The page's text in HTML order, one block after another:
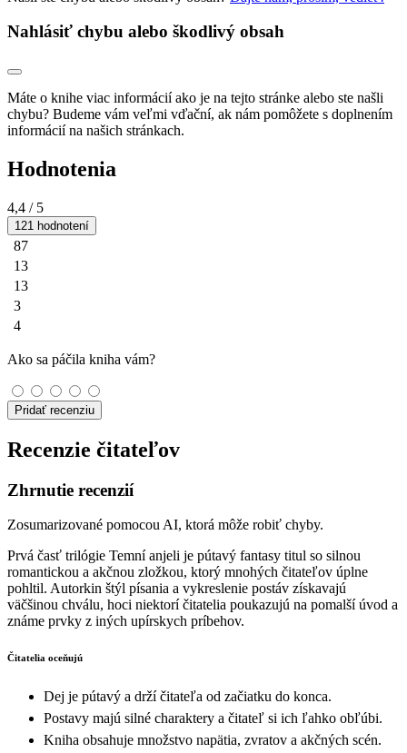
Nahlásiť chybu alebo škodlivý obsah
Máte o knihe viac informácií ako je na tejto stránke alebo ste našli
chybu? Budeme vám veľmi vďační, ak nám pomôžete s doplnením
informácií na našich stránkach.
Hodnotenia
4,4 / 5
121 hodnotení
87
13
13
3
4
Ako sa páčila kniha vám?
Pridať recenziu
Recenzie čitateľov
Zhrnutie recenzií
Zosumarizované pomocou AI, ktorá môže robiť chyby.
Prvá časť trilógie Temní anjeli je pútavý fantasy titul so silnou
romantickou a akčnou zložkou, ktorý mnohých čitateľov úplne
pohltil. Autorkin štýl písania a vykreslenie postáv získavajú
väčšinou chválu, hoci niektorí čitatelia poukazujú na pomalší úvod a
známe prvky z iných upírskych príbehov.
Čitatelia oceňujú
Dej je pútavý a drží čitateľa od začiatku do konca.
Postavy majú silné charaktery a čitateľ si ich ľahko obľúbi.
Kniha obsahuje množstvo napätia, zvratov a akčných scén.